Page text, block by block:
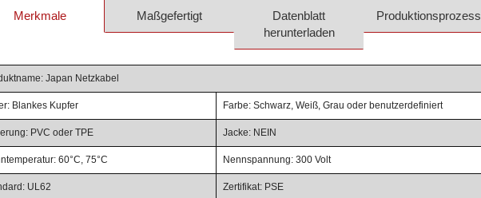
Merkmale Maßgefertigt
Datenblatt
herunterladen
Produktionsprozess
Japan Netzkabel
Blankes Kupfer Farbe: Schwarz, Weiß, Grau oder benutzerdefiniert
PVC oder TPE Jacke: NEIN
60°C, 75°C Nennspannung: 300 Volt
UL62 Zertifikat: PSE